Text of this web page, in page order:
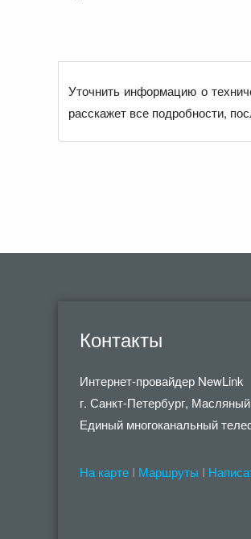
Уточнить информацию о
расскажет все подробности,
Контакты
Интернет-провайдер NewLink
г. Санкт-Петербург, Масляный
Единый многоканальный
На карте I Маршруты I